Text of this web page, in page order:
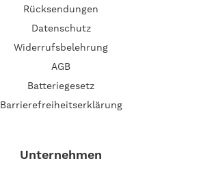
Rücksendungen
Datenschutz
Widerrufsbelehrung
AGB
Batteriegesetz
Barrierefreiheitserklärung
Unternehmen